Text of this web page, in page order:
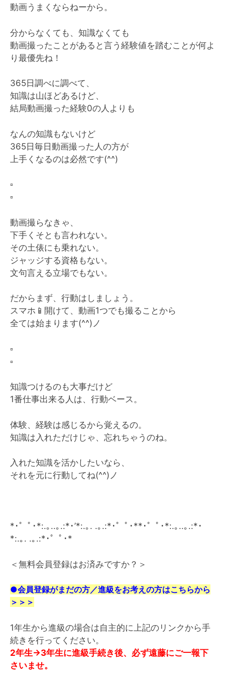
動画うまくならねーから。
分からなくても、知識なくても
動画撮ったことがあると言う経験値を踏むことが何よ
り最優先ね！
365日調べに調べて、
知識は山ほどあるけど、
結局動画撮った経験0の人よりも
なんの知識もないけど
365日毎日動画撮った人の方が
上手くなるのは必然です(^^)
▫️
▫️
動画撮らなきゃ、
下手くそとも言われない。
その土俵にも乗れない。
ジャッジする資格もない。
文句言える立場でもない。
だからまず、行動はしましょう。
スマホ 📱 開けて、動画1つでも撮ることから
全ては始まります(^^)ノ
▫️
▫️
知識つけるのも大事だけど
1番仕事出来る人は、行動ベース。
体験、経験は感じるから覚えるの。
知識は入れただけじゃ、忘れちゃうのね。
入れた知識を活かしたいなら、
それを元に行動してね(^^)ノ
*･゜ﾟ･*:.｡..｡.:*･’*:.｡. .｡.:*･゜ﾟ･**･゜ﾟ･*:.｡..｡.:*･
*:.｡. .｡.:*･゜ﾟ･*
＜無料会員登録はお済みですか？＞
●会員登録がまだの方／進級をお考えの方はこちらから
＞＞＞
1年生から進級の場合は自主的に上記のリンクから手
続きを行ってください。
2年生→3年生に進級手続き後、必ず遠藤にご一報下
さいませ。